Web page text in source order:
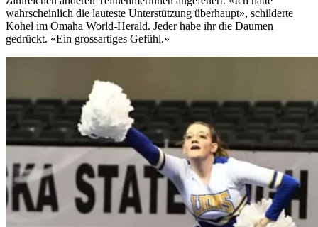
wahrscheinlich die lauteste Unterstützung überhaupt», schilderte
Kohel im Omaha World-Herald. Jeder habe ihr die Daumen
gedrückt. «Ein grossartiges Gefühl.»